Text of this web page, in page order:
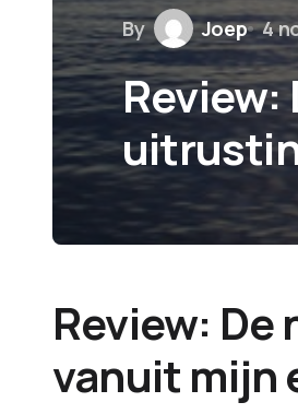
By Joep 4
Review:
vanuit mijn